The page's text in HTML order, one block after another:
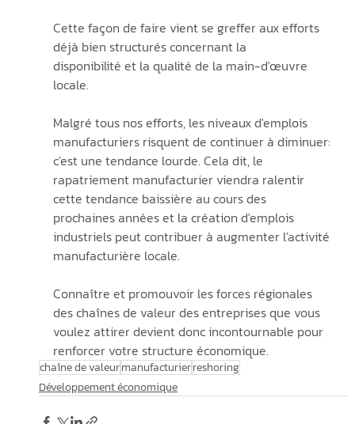
Cette façon de faire vient se greffer aux efforts
déjà bien structurés concernant la
disponibilité et la qualité de la main-d'œuvre
locale.
Malgré tous nos efforts, les niveaux d'emplois
manufacturiers risquent de continuer à diminuer:
c'est une tendance lourde. Cela dit, le
rapatriement manufacturier viendra ralentir
cette tendance baissière au cours des
prochaines années et la création d'emplois
industriels peut contribuer à augmenter l'activité
manufacturière locale.
Connaître et promouvoir les forces régionales
des chaînes de valeur des entreprises que vous
voulez attirer devient donc incontournable pour
renforcer votre structure économique.
chaîne de valeurmanufacturierreshoring
Développement économique